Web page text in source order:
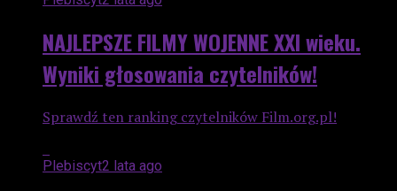
NAJLEPSZE FILMY WOJENNE XXI wieku.
Wyniki głosowania czytelników!
Sprawdź ten ranking czytelników Film.org.pl!
Plebiscyt2 lata ago